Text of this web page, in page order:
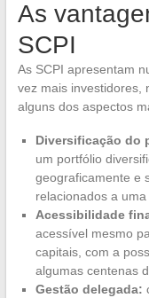
As
SCPI
As SCPI apresentam
vez mais investidores,
alguns dos aspectos
Diversificação do
um portfólio
geograficamente e
relacionados a
Acessibilidade
acessível mesmo
capitais, com a
algumas centenas
Gestão delegada: